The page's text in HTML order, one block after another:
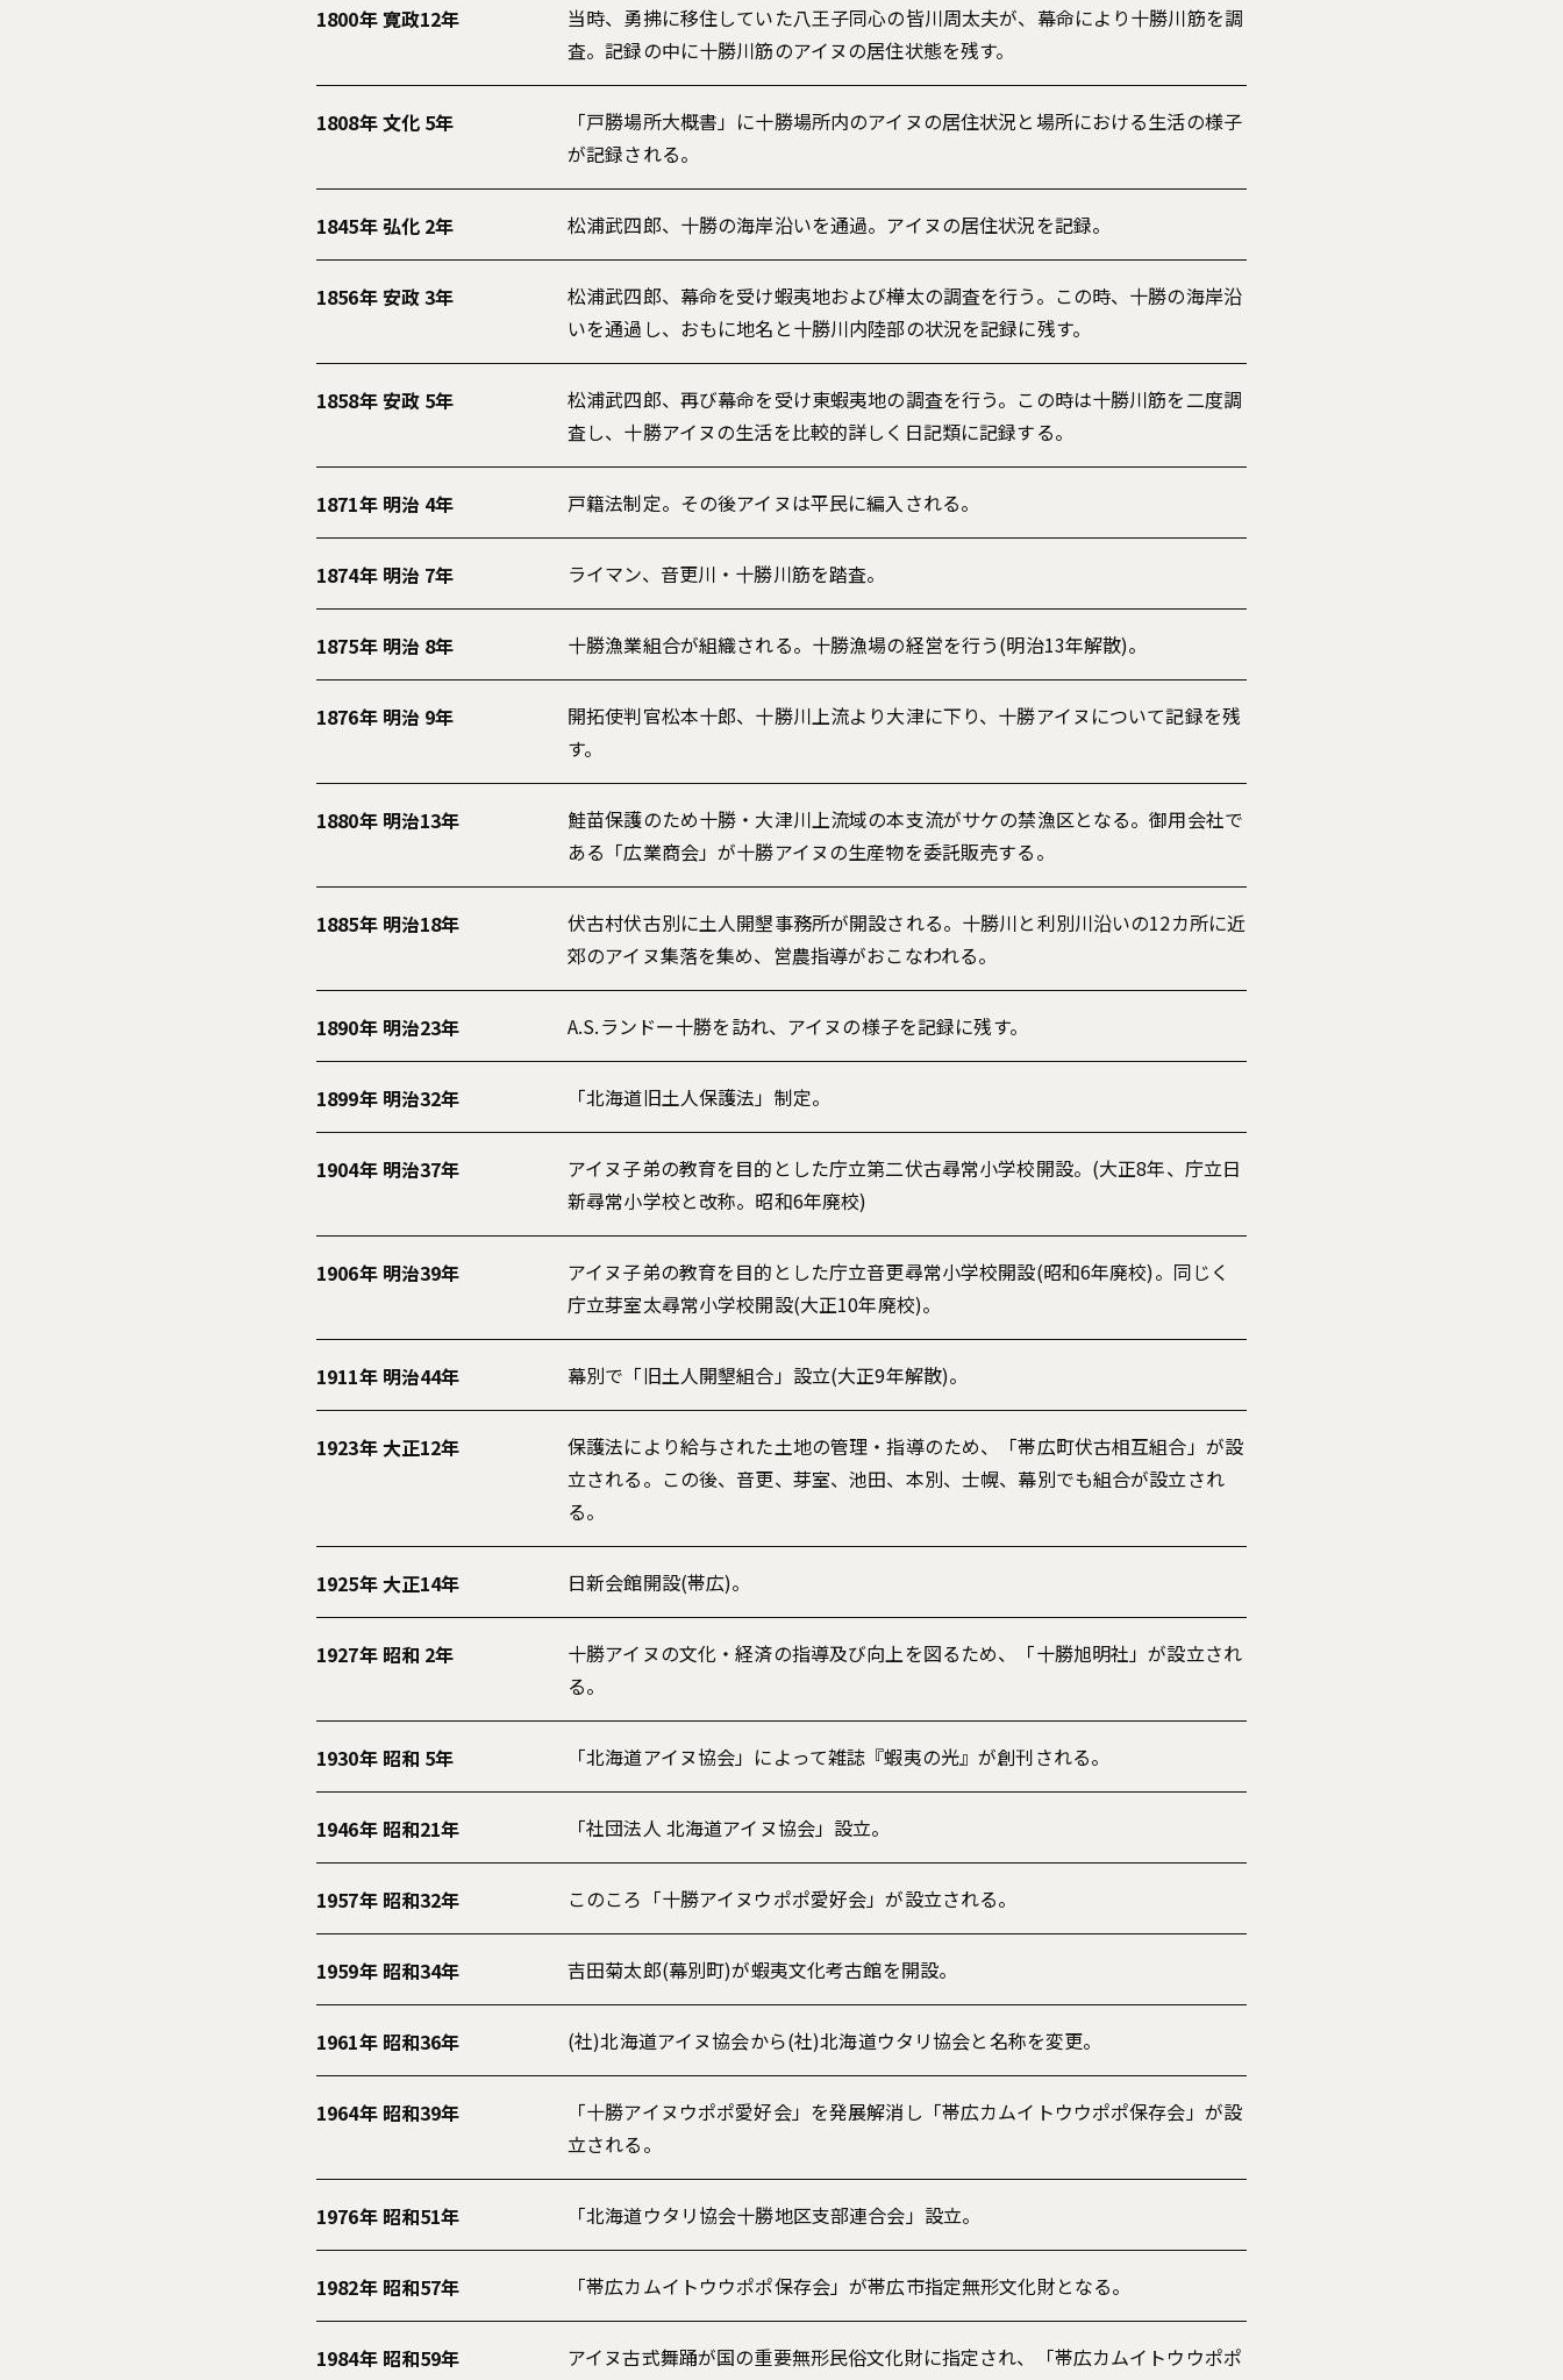
1800年 寛政12年
当時、勇拂に移住していた八王子同心の皆川周太夫が、幕命により十勝川筋を調
査。記録の中に十勝川筋のアイヌの居住状態を残す。
1808年 文化 5年
「戸勝場所大概書」に十勝場所内のアイヌの居住状況と場所における生活の様子
が記録される。
1845年 弘化 2年 松浦武四郎、十勝の海岸沿いを通過。アイヌの居住状況を記録。
1856年 安政 3年
松浦武四郎、幕命を受け蝦夷地および樺太の調査を行う。この時、十勝の海岸沿
いを通過し、おもに地名と十勝川内陸部の状況を記録に残す。
1858年 安政 5年
松浦武四郎、再び幕命を受け東蝦夷地の調査を行う。この時は十勝川筋を二度調
査し、十勝アイヌの生活を比較的詳しく日記類に記録する。
1871年 明治 4年 戸籍法制定。その後アイヌは平民に編入される。
1874年 明治 7年 ライマン、音更川・十勝川筋を踏査。
1875年 明治 8年 十勝漁業組合が組織される。十勝漁場の経営を行う(明治13年解散)。
1876年 明治 9年
開拓使判官松本十郎、十勝川上流より大津に下り、十勝アイヌについて記録を残
す。
1880年 明治13年
鮭苗保護のため十勝・大津川上流域の本支流がサケの禁漁区となる。御用会社で
ある「広業商会」が十勝アイヌの生産物を委託販売する。
1885年 明治18年
伏古村伏古別に土人開墾事務所が開設される。十勝川と利別川沿いの12カ所に近
郊のアイヌ集落を集め、営農指導がおこなわれる。
1890年 明治23年 A.S.ランドー十勝を訪れ、アイヌの様子を記録に残す。
1899年 明治32年 「北海道旧土人保護法」制定。
1904年 明治37年
アイヌ子弟の教育を目的とした庁立第二伏古尋常小学校開設。(大正8年、庁立日
新尋常小学校と改称。昭和6年廃校)
1906年 明治39年
アイヌ子弟の教育を目的とした庁立音更尋常小学校開設(昭和6年廃校)。同じく
庁立芽室太尋常小学校開設(大正10年廃校)。
1911年 明治44年 幕別で「旧土人開墾組合」設立(大正9年解散)。
1923年 大正12年
保護法により給与された土地の管理・指導のため、「帯広町伏古相互組合」が設
立される。この後、音更、芽室、池田、本別、士幌、幕別でも組合が設立され
る。
1925年 大正14年 日新会館開設(帯広)。
1927年 昭和 2年
十勝アイヌの文化・経済の指導及び向上を図るため、「十勝旭明社」が設立され
る。
1930年 昭和 5年 「北海道アイヌ協会」によって雑誌『蝦夷の光』が創刊される。
1946年 昭和21年 「社団法人 北海道アイヌ協会」設立。
1957年 昭和32年 このころ「十勝アイヌウポポ愛好会」が設立される。
1959年 昭和34年 吉田菊太郎(幕別町)が蝦夷文化考古館を開設。
1961年 昭和36年 (社)北海道アイヌ協会から(社)北海道ウタリ協会と名称を変更。
1964年 昭和39年
「十勝アイヌウポポ愛好会」を発展解消し「帯広カムイトウウポポ保存会」が設
立される。
1976年 昭和51年 「北海道ウタリ協会十勝地区支部連合会」設立。
1982年 昭和57年 「帯広カムイトウウポポ保存会」が帯広市指定無形文化財となる。
1984年 昭和59年
アイヌ古式舞踊が国の重要無形民俗文化財に指定され、「帯広カムイトウウポポ